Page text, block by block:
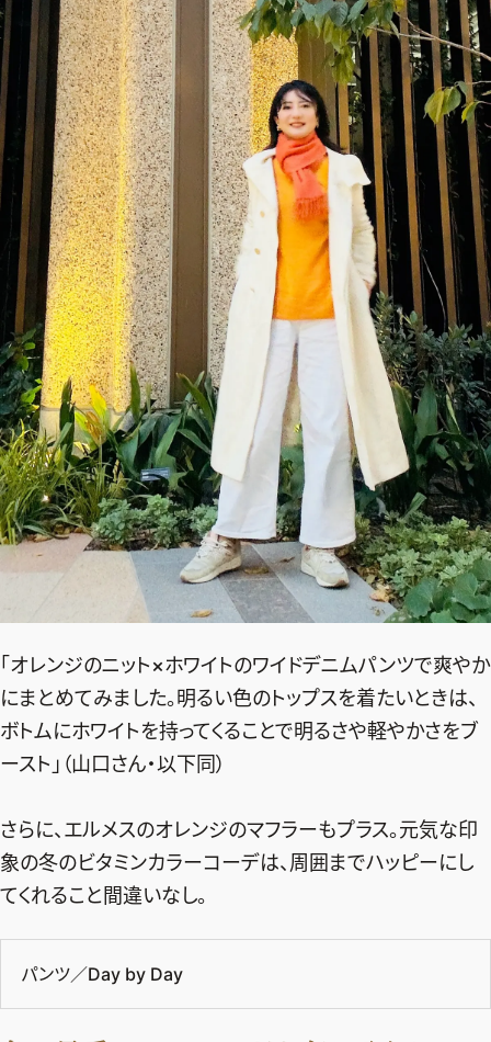
「オレンジのニット×ホワイトのワイドデニムパンツで爽やか
にまとめてみました。明るい色のトップスを着たいときは、
ボトムにホワイトを持ってくることで明るさや軽やかさをブ
ースト」（山口さん・以下同）
さらに、エルメスのオレンジのマフラーもプラス。元気な印
象の冬のビタミンカラーコーデは、周囲までハッピーにし
てくれること間違いなし。
パンツ／Day by Day